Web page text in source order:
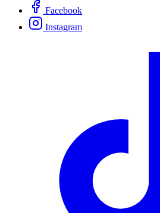
Facebook
Instagram